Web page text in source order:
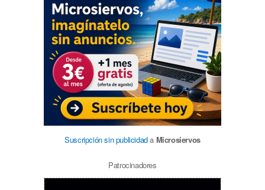
Suscripción sin publicidada Microsiervos
Patrocinadores